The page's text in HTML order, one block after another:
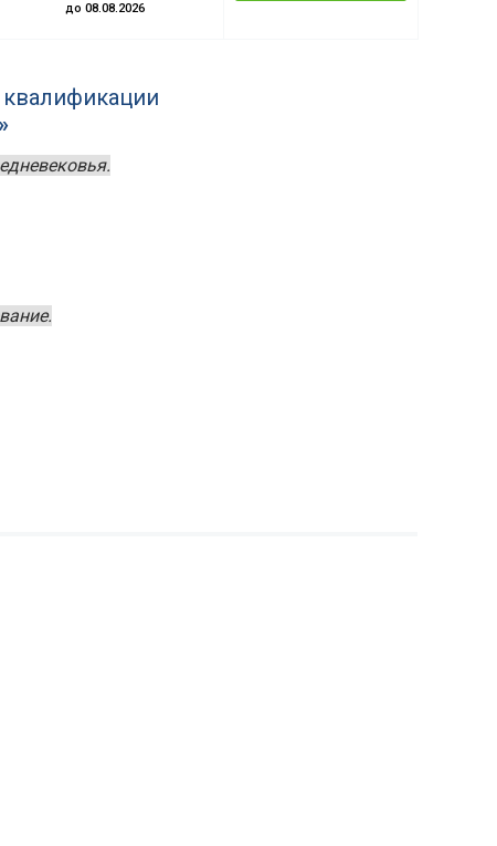
до 08.08.2026